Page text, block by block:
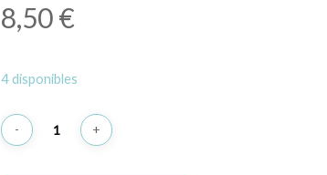
8,50€
4 disponibles